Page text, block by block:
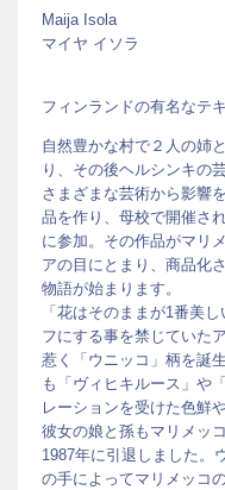
Maija Isola
マイヤ イソラ
フィンランドの有名なテ
自然豊かな村で２人の姉
り、その後ヘルシンキの
さまざまな芸術から影響
品を作り、母校で開催さ
に参加。その作品がマリ
アの目にとまり、商品化
物語が始まります。
「花はそのままが1番美
フにする事を禁じていた
惹く「ウニッコ」柄を誕
も「ヴィヒキルース」や
レーションを受けた色鮮
彼女の娘と孫もマリメッ
1987年に引退しました。
の手によってマリメッコ